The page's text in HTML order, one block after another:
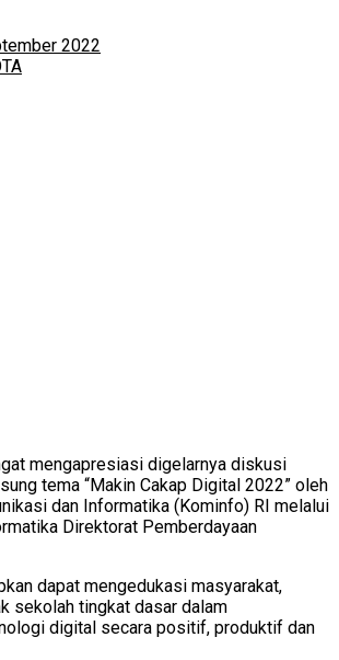
2022
mengapresiasi digelarnya diskusi
tema “Makin Cakap Digital 2022” oleh
dan Informatika (Kominfo) RI melalui
Direktorat Pemberdayaan
dapat mengedukasi masyarakat,
sekolah tingkat dasar dalam
digital secara positif, produktif dan